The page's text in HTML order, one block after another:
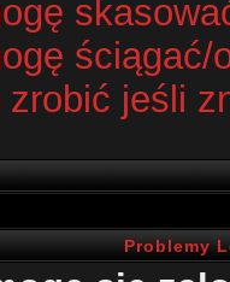
ściągać/
jeśli
Problemy